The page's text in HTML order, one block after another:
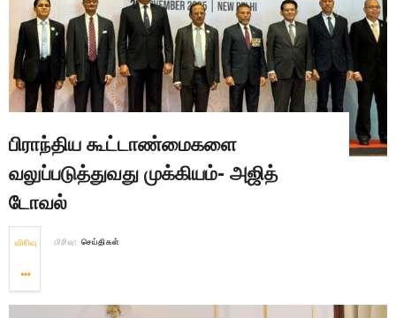
பிராந்திய கூட்டாண்மைகளை
வலுப்படுத்துவது முக்கியம்- அஜித்
டோவல்
விரிவு பிரிவு: செய்திகள்